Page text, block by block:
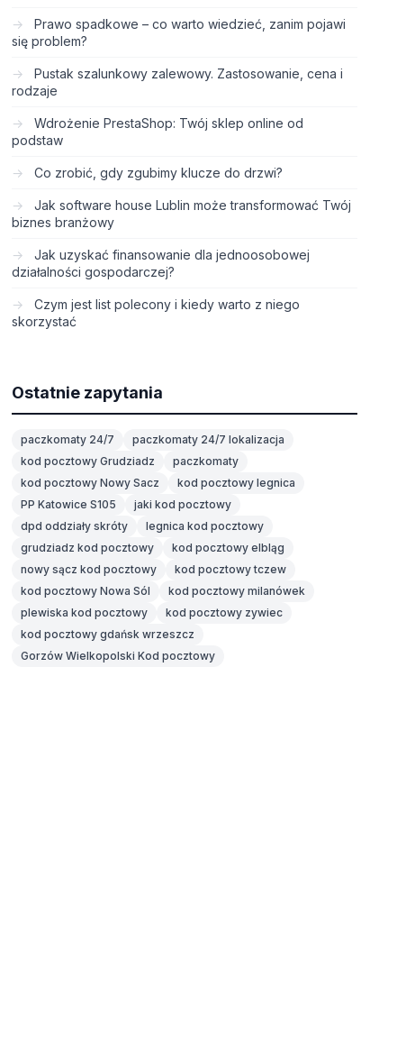
Prawo spadkowe – co warto wiedzieć, zanim pojawi
się problem?
Pustak szalunkowy zalewowy. Zastosowanie, cena i
rodzaje
Wdrożenie PrestaShop: Twój sklep online od
podstaw
Co zrobić, gdy zgubimy klucze do drzwi?
Jak software house Lublin może transformować Twój
biznes branżowy
Jak uzyskać finansowanie dla jednoosobowej
działalności gospodarczej?
Czym jest list polecony i kiedy warto z niego
skorzystać
Ostatnie zapytania
paczkomaty 24/7
paczkomaty 24/7 lokalizacja
kod pocztowy Grudziadz
paczkomaty
kod pocztowy Nowy Sacz
kod pocztowy legnica
PP Katowice S105
jaki kod pocztowy
dpd oddziały skróty
legnica kod pocztowy
grudziadz kod pocztowy
kod pocztowy elbląg
nowy sącz kod pocztowy
kod pocztowy tczew
kod pocztowy Nowa Sól
kod pocztowy milanówek
plewiska kod pocztowy
kod pocztowy zywiec
kod pocztowy gdańsk wrzeszcz
Gorzów Wielkopolski Kod pocztowy